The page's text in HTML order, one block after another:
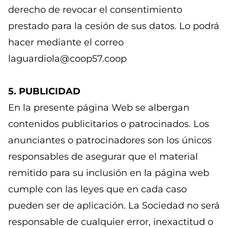
derecho de revocar el consentimiento
prestado para la cesión de sus datos. Lo podrá
hacer mediante el correo
laguardiola@coop57.coop
5. PUBLICIDAD
En la presente página Web se albergan
contenidos publicitarios o patrocinados. Los
anunciantes o patrocinadores son los únicos
responsables de asegurar que el material
remitido para su inclusión en la página web
cumple con las leyes que en cada caso
pueden ser de aplicación. La Sociedad no será
responsable de cualquier error, inexactitud o